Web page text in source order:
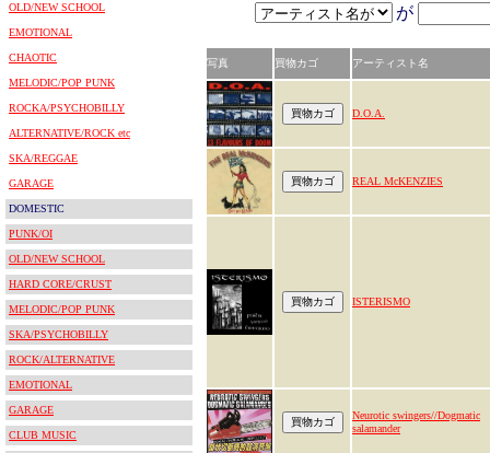
OLD/NEW SCHOOL
EMOTIONAL
CHAOTIC
MELODIC/POP PUNK
ROCKA/PSYCHOBILLY
ALTERNATIVE/ROCK etc
SKA/REGGAE
GARAGE
DOMESTIC
PUNK/OI
OLD/NEW SCHOOL
HARD CORE/CRUST
MELODIC/POP PUNK
SKA/PSYCHOBILLY
ROCK/ALTERNATIVE
EMOTIONAL
GARAGE
CLUB MUSIC
が
写真 買物カゴ アーティスト名
D.O.A.
REAL McKENZIES
ISTERISMO
Neurotic swingers//Dogmatic
salamander